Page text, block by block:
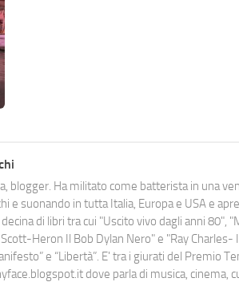
blogger. Ha militato come batterista in una
e suonando in tutta Italia, Europa e USA e
di libri tra cui "Uscito vivo dagli anni 80",
Heron Il Bob Dylan Nero" e "Ray
e “Libertà”. E' tra i giurati del Premio
dove parla di musica, cinema,